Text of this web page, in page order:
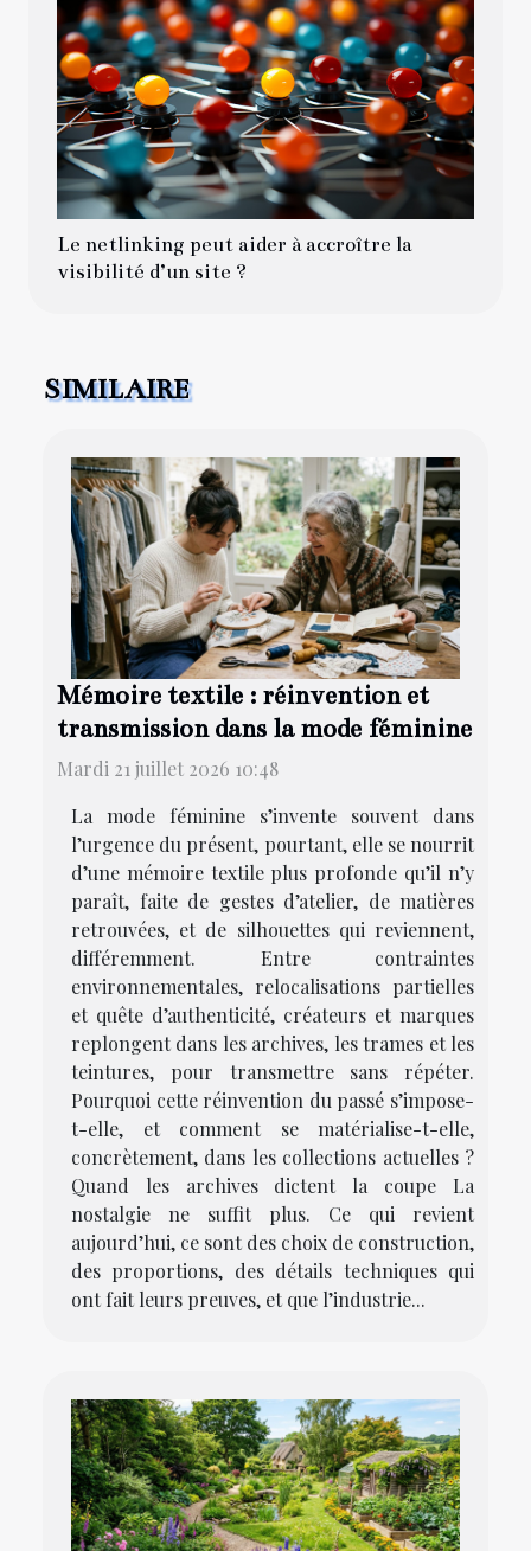
Le netlinking peut aider à accroître la
visibilité d’un site ?
SIMILAIRE
Mémoire textile : réinvention et
transmission dans la mode féminine
Mardi 21 juillet 2026 10:48
La mode féminine s’invente souvent dans
l’urgence du présent, pourtant, elle se nourrit
d’une mémoire textile plus profonde qu’il n’y
paraît, faite de gestes d’atelier, de matières
retrouvées, et de silhouettes qui reviennent,
différemment. Entre contraintes
environnementales, relocalisations partielles
et quête d’authenticité, créateurs et marques
replongent dans les archives, les trames et les
teintures, pour transmettre sans répéter.
Pourquoi cette réinvention du passé s’impose-
t-elle, et comment se matérialise-t-elle,
concrètement, dans les collections actuelles ?
Quand les archives dictent la coupe La
nostalgie ne suffit plus. Ce qui revient
aujourd’hui, ce sont des choix de construction,
des proportions, des détails techniques qui
ont fait leurs preuves, et que l’industrie...